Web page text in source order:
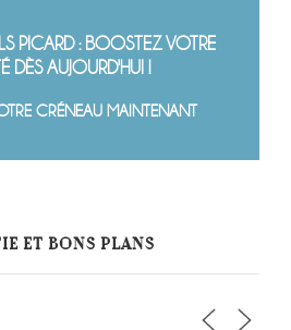
PICARD : BOOSTEZ VOTRE
DÈS AUJOURD'HUI !
CRÉNEAU MAINTENANT
ET BONS PLANS